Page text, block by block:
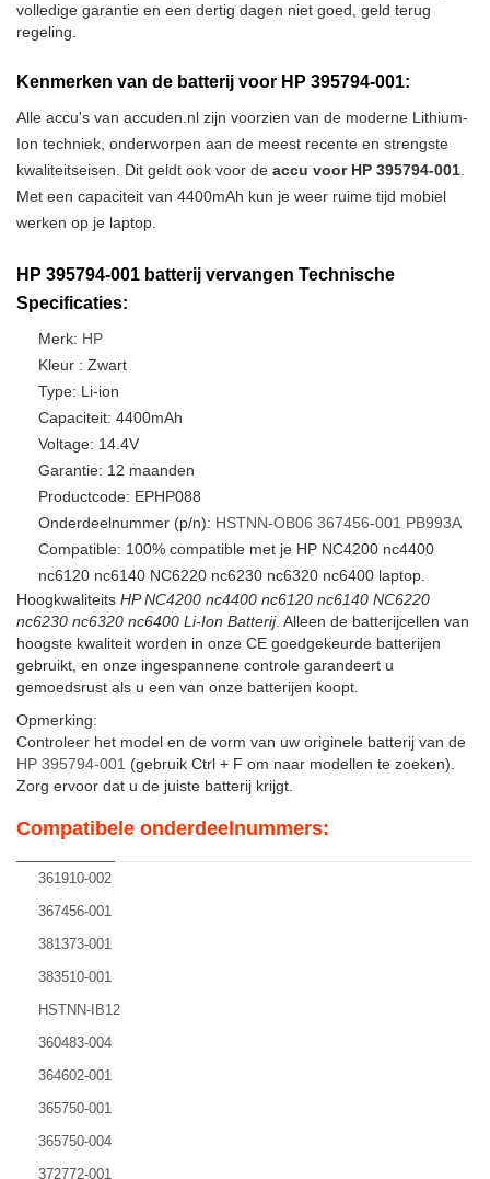
volledige garantie en een dertig dagen niet goed, geld terug
regeling.
Kenmerken van de batterij voor HP 395794-001:
Alle accu's van accuden.nl zijn voorzien van de moderne Lithium-
Ion techniek, onderworpen aan de meest recente en strengste
kwaliteitseisen. Dit geldt ook voor de accu voor HP 395794-001
Met een capaciteit van 4400mAh kun je weer ruime tijd mobiel
werken op je laptop.
HP 395794-001 batterij vervangen Technische
Specificaties:
Merk: HP
Kleur : Zwart
Type: Li-ion
Capaciteit: 4400mAh
Voltage: 14.4V
Garantie: 12 maanden
Productcode: EPHP088
Onderdeelnummer (p/n): HSTNN-OB06 367456-001 PB993A
Compatible: 100% compatible met je HP NC4200 nc4400
nc6120 nc6140 NC6220 nc6230 nc6320 nc6400 laptop.
Hoogkwaliteits HP NC4200 nc4400 nc6120 nc6140 NC6220
nc6230 nc6320 nc6400 Li-Ion Batterij. Alleen de batterijcellen van
hoogste kwaliteit worden in onze CE goedgekeurde batterijen
gebruikt, en onze ingespannene controle garandeert u
gemoedsrust als u een van onze batterijen koopt.
Opmerking:
Controleer het model en de vorm van uw originele batterij van de
HP 395794-001 (gebruik Ctrl + F om naar modellen te zoeken).
Zorg ervoor dat u de juiste batterij krijgt.
Compatibele onderdeelnummers:
361910-002
367456-001
381373-001
383510-001
HSTNN-IB12
360483-004
364602-001
365750-001
365750-004
372772-001